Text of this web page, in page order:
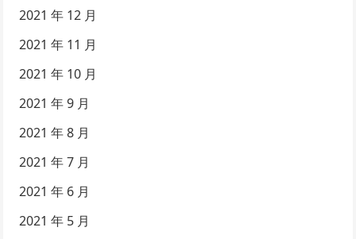
2021 年 12 月
2021 年 11 月
2021 年 10 月
2021 年 9 月
2021 年 8 月
2021 年 7 月
2021 年 6 月
2021 年 5 月